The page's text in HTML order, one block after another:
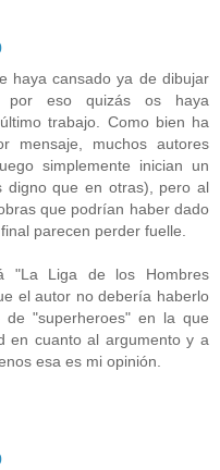
haya cansado ya de dibujar
eso quizás os haya
trabajo. Como bien ha
mensaje, muchos autores
simplemente inician un
digno que en otras), pero al
que podrían haber dado
parecen perder fuelle.
"La Liga de los Hombres
el autor no debería haberlo
de "superheroes" en la que
en cuanto al argumento y a
esa es mi opinión.